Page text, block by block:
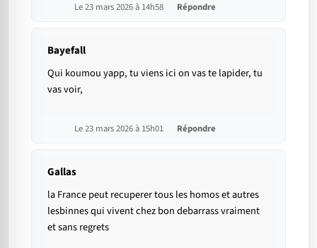
Le 23 mars 2026 à 14h58 Répondre
Bayefall
Qui koumou yapp, tu viens ici on vas te lapider, tu
vas voir,
Le 23 mars 2026 à 15h01 Répondre
Gallas
la France peut recuperer tous les homos et autres
lesbinnes qui vivent chez bon debarrass vraiment
et sans regrets